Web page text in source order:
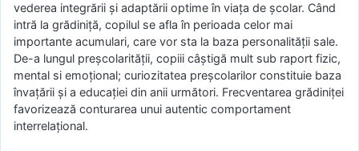
vederea integrării şi adaptării optime în viaţa de şcolar. Când
intră la grădiniță, copilul se afla în perioada celor mai
importante acumulari, care vor sta la baza personalității sale.
De-a lungul preșcolarității, copiii câștigă mult sub raport fizic,
mental si emoțional; curiozitatea preșcolarilor constituie baza
învațării și a educației din anii următori. Frecventarea grădiniței
favorizează conturarea unui autentic comportament
interrelațional.